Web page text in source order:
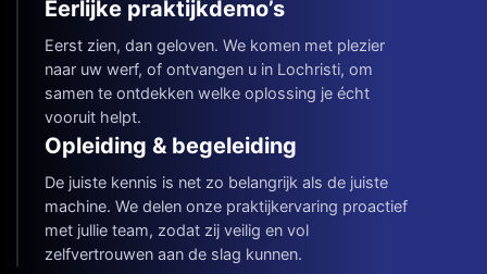
Eerlijke praktijkdemo’s
Eerst zien, dan geloven. We komen met plezier
naar uw werf, of ontvangen u in Lochristi, om
samen te ontdekken welke oplossing je écht
vooruit helpt.
Opleiding & begeleiding
De juiste kennis is net zo belangrijk als de juiste
machine. We delen onze praktijkervaring proactief
met jullie team, zodat zij veilig en vol
zelfvertrouwen aan de slag kunnen.